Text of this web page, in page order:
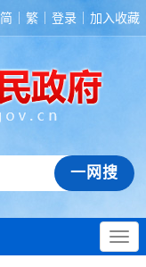
简 繁 登录 加入收藏